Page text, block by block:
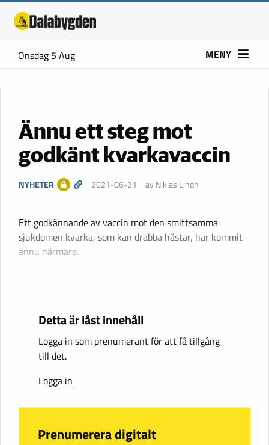
Onsdag 5 Aug MENY
Ännu ett steg mot
godkänt kvarkavaccin
NYHETER 2021-06-21 av Niklas Lindh
Ett godkännande av vaccin mot den smittsamma
sjukdomen kvarka, som kan drabba hästar, har kommit
ännu närmare.
Detta är låst innehåll
Logga in som prenumerant för att få tillgång
till det.
Logga in
Prenumerera digitalt